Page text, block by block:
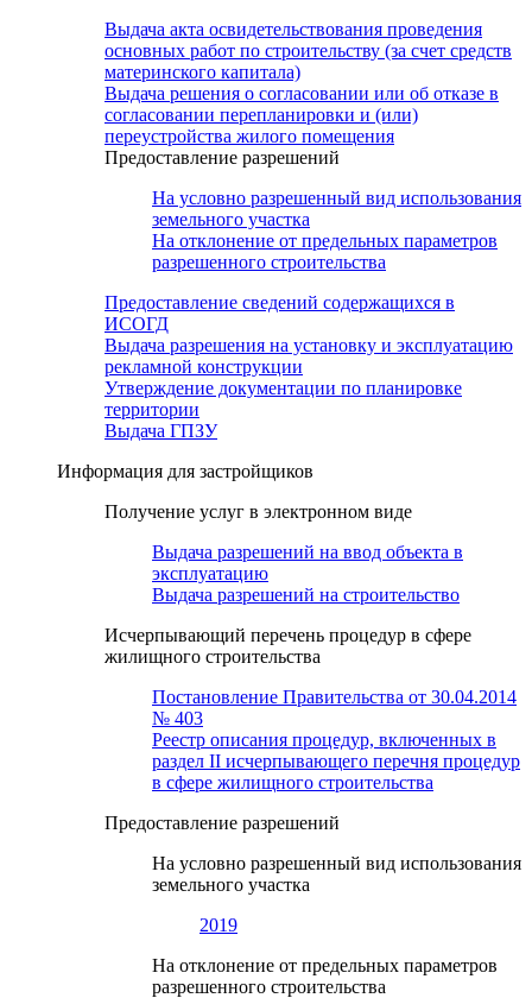
Выдача акта освидетельствования проведения
основных работ по строительству (за счет средств
материнского капитала)
Выдача решения о согласовании или об отказе в
согласовании перепланировки и (или)
переустройства жилого помещения
Предоставление разрешений
На условно разрешенный вид использования
земельного участка
На отклонение от предельных параметров
разрешенного строительства
Предоставление сведений содержащихся в
ИСОГД
Выдача разрешения на установку и эксплуатацию
рекламной конструкции
Утверждение документации по планировке
территории
Выдача ГПЗУ
Информация для застройщиков
Получение услуг в электронном виде
Выдача разрешений на ввод объекта в
эксплуатацию
Выдача разрешений на строительство
Исчерпывающий перечень процедур в сфере
жилищного строительства
Постановление Правительства от 30.04.2014
№ 403
Реестр описания процедур, включенных в
раздел II исчерпывающего перечня процедур
в сфере жилищного строительства
Предоставление разрешений
На условно разрешенный вид использования
земельного участка
2019
На отклонение от предельных параметров
разрешенного строительства